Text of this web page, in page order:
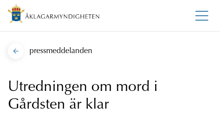
pressmeddelanden
Utredningen om mord i
Gårdsten är klar